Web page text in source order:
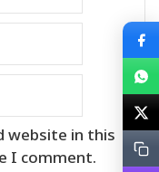
website in this
I comment.